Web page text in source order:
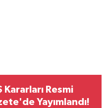
Kararları Resmi
Yayımlandı!